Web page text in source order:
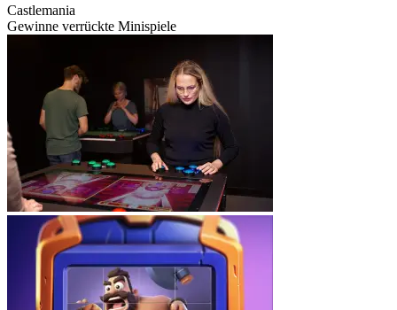
Castlemania
Gewinne verrückte Minispiele